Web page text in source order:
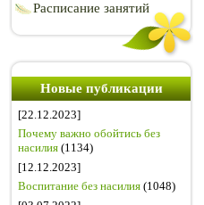
Расписание занятий
Новые публикации
[22.12.2023]
Почему важно обойтись без
насилия (1134)
[12.12.2023]
Воспитание без насилия (1048)